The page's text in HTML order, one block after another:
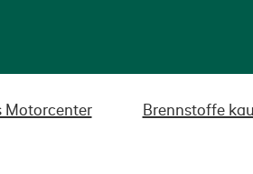
Motorcenter Brennstoffe